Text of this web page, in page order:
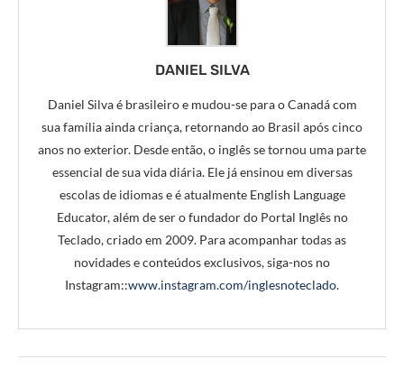
DANIEL SILVA
Daniel Silva é brasileiro e mudou-se para o Canadá com
sua família ainda criança, retornando ao Brasil após cinco
anos no exterior. Desde então, o inglês se tornou uma parte
essencial de sua vida diária. Ele já ensinou em diversas
escolas de idiomas e é atualmente English Language
Educator, além de ser o fundador do Portal Inglês no
Teclado, criado em 2009. Para acompanhar todas as
novidades e conteúdos exclusivos, siga-nos no
Instagram::www.instagram.com/inglesnoteclado.